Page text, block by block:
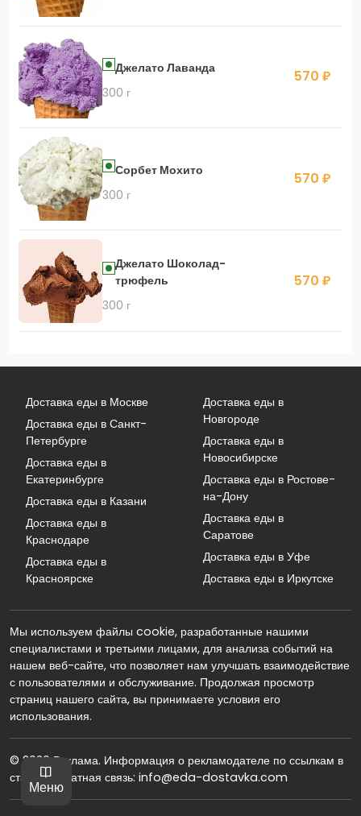
Меню
Джелато Лаванда
300 г
570 ₽
Сорбет Мохито
300 г
570 ₽
Джелато Шоколад-
трюфель
300 г
570 ₽
Доставка еды в Москве
Доставка еды в Санкт-
Петербурге
Доставка еды в
Екатеринбурге
Доставка еды в Казани
Доставка еды в
Краснодаре
Доставка еды в
Красноярске
Доставка еды в
Новгороде
Доставка еды в
Новосибирске
Доставка еды в Ростове-
на-Дону
Доставка еды в
Саратове
Доставка еды в Уфе
Доставка еды в Иркутске
Мы используем файлы cookie, разработанные нашими
специалистами и третьими лицами, для анализа событий на
нашем веб-сайте, что позволяет нам улучшать взаимодействие
с пользователями и обслуживание. Продолжая просмотр
страниц нашего сайта, вы принимаете условия его
использования.
© 2026 Реклама. Информация о рекламодателе по ссылкам в
статье. Обратная связь: info@eda-dostavka.com